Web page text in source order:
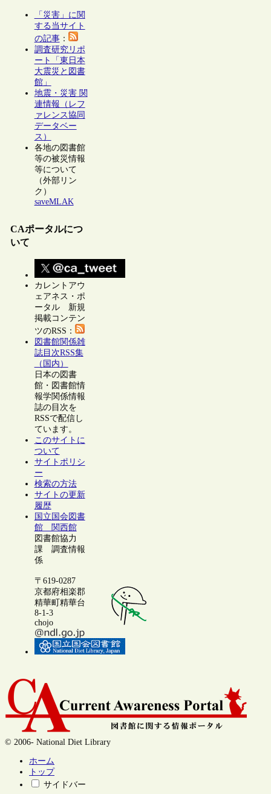
「災害」に関
する当サイト
の記事：
調査研究リポ
ート「東日本
大震災と図書
館」
地震・災害 関
連情報（レフ
ァレンス協同
データベー
ス）
各地の図書館
等の被災情報
等について
（外部リン
ク）
saveMLAK
CAポータルにつ
いて
カレントアウ
ェアネス・ポ
ータル 新規
掲載コンテン
ツのRSS：
図書館関係雑
誌目次RSS集
（国内）
日本の図書
館・図書館情
報学関係情報
誌の目次を
RSSで配信し
ています。
このサイトに
ついて
サイトポリシ
ー
検索の方法
サイトの更新
履歴
国立国会図書
館 関西館
図書館協力
課 調査情報
係
〒619-0287
京都府相楽郡
精華町精華台
8-1-3
chojo
© 2006- National Diet Library
ホーム
トップ
サイドバー